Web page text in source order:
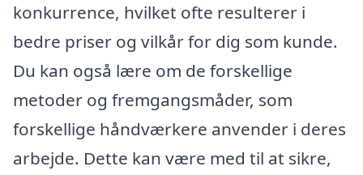
konkurrence, hvilket ofte resulterer i
bedre priser og vilkår for dig som kunde.
Du kan også lære om de forskellige
metoder og fremgangsmåder, som
forskellige håndværkere anvender i deres
arbejde. Dette kan være med til at sikre,